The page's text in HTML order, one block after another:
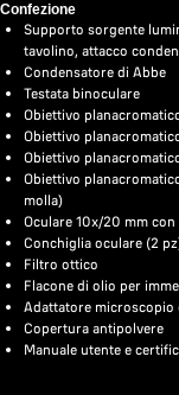
Confezione
Supporto sorgente
tavolino, attacco
Condensatore di Abbe
Testata binoculare
Obiettivo
Obiettivo
Obiettivo
Obiettivo
molla)
Oculare 10x/20 mm
Conchiglia oculare (2
Filtro ottico
Flacone di olio per
Adattatore microscopio
Copertura antipolvere
Manuale utente e